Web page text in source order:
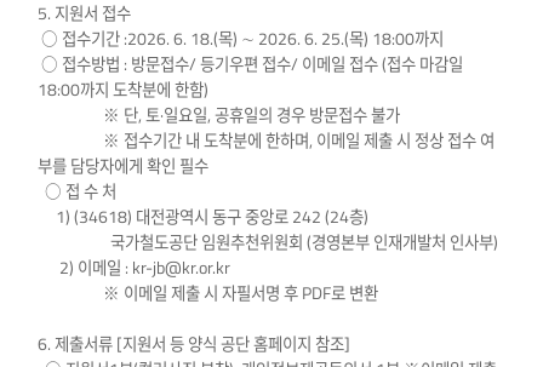
5. 지원서 접수
○ 접수기간 :2026. 6. 18.(목) ∼ 2026. 6. 25.(목) 18:00까지
○ 접수방법 : 방문접수/ 등기우편 접수/ 이메일 접수 (접수 마감일
18:00까지 도착분에 한함)
※ 단, 토·일요일, 공휴일의 경우 방문접수 불가
※ 접수기간 내 도착분에 한하며, 이메일 제출 시 정상 접수 여
부를 담당자에게 확인 필수
○ 접 수 처
1) (34618) 대전광역시 동구 중앙로 242 (24층)
국가철도공단 임원추천위원회 (경영본부 인재개발처 인사부)
2) 이메일 : kr-jb@kr.or.kr
※ 이메일 제출 시 자필서명 후 PDF로 변환
6. 제출서류 [지원서 등 양식 공단 홈페이지 참조]